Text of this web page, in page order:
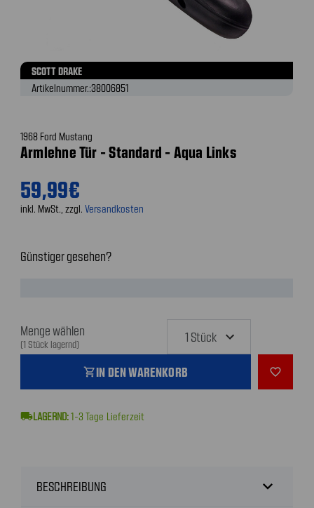
SCOTT DRAKE
Artikelnummer.:38006851
1968 Ford Mustang
Armlehne Tür - Standard - Aqua Links
59,99€
inkl. MwSt., zzgl. Versandkosten
Günstiger gesehen?
Menge wählen
(1 Stück lagernd)
shopping_cartIN DEN WARENKORB favorite_outline
local_shipping 1-3 Tage Lieferzeit
BESCHREIBUNG expand_more